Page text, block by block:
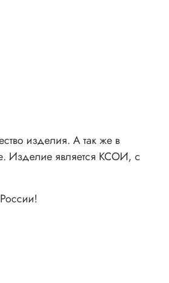
изделия. А так же в
Изделие является КСОИ, с